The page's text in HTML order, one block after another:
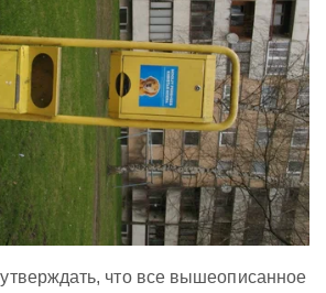
что все вышеописанное